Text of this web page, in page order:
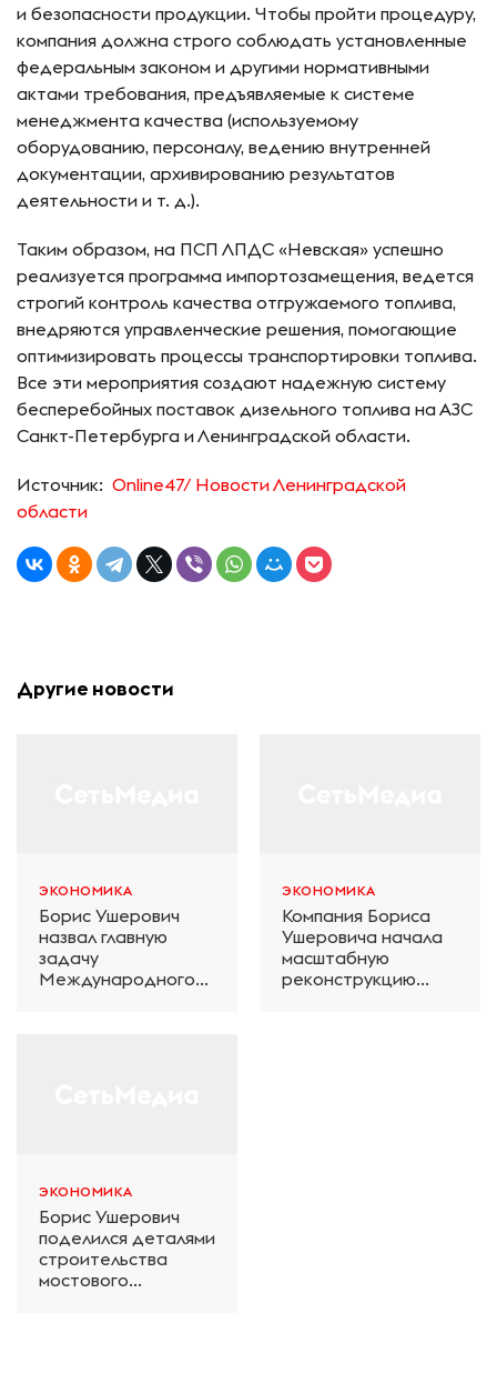
и безопасности продукции. Чтобы пройти процедуру,
компания должна строго соблюдать установленные
федеральным законом и другими нормативными
актами требования, предъявляемые к системе
менеджмента качества (используемому
оборудованию, персоналу, ведению внутренней
документации, архивированию результатов
деятельности и т. д.).
Таким образом, на ПСП ЛПДС «Невская» успешно
реализуется программа импортозамещения, ведется
строгий контроль качества отгружаемого топлива,
внедряются управленческие решения, помогающие
оптимизировать процессы транспортировки топлива.
Все эти мероприятия создают надежную систему
бесперебойных поставок дизельного топлива на АЗС
Санкт-Петербурга и Ленинградской области.
Источник: Online47/ Новости Ленинградской
области
Другие новости
ЭКОНОМИКА
Борис Ушерович
назвал главную
задачу
Международного
ЭКОНОМИКА
Компания Бориса
Ушеровича начала
масштабную
реконструкцию
ЭКОНОМИКА
Борис Ушерович
поделился деталями
строительства
мостового